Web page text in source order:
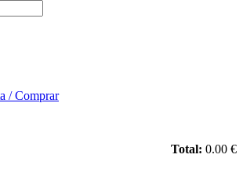
/ Comprar
Total: 0.00 €